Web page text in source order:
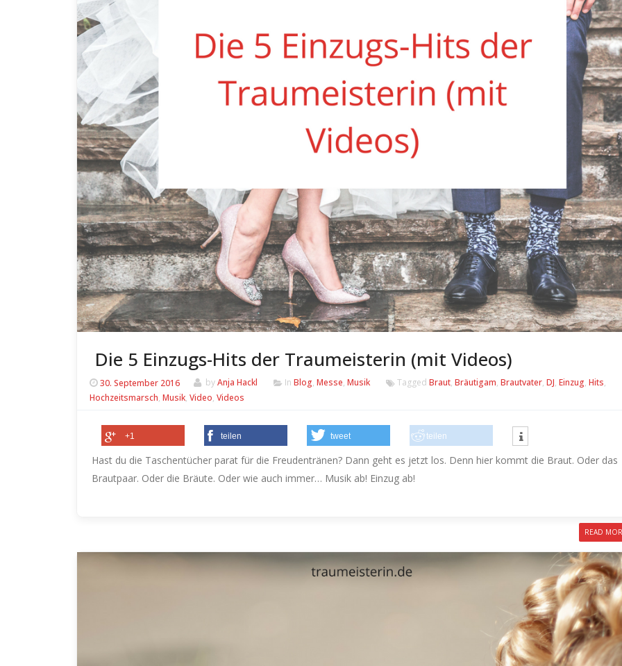
Die 5 Einzugs-Hits der Traumeisterin (mit Videos)
30. September 2016 byAnja Hackl In Blog, Messe, Musik Tagged Braut, Bräutigam, Brautvater, DJ, Einzug, Hits,
Hochzeitsmarsch, Musik, Video, Videos
+1 teilen tweet teilen
Hast du die Taschentücher parat für die Freudentränen? Dann geht es jetzt los. Denn hier kommt die Braut. Oder das
Brautpaar. Oder die Bräute. Oder wie auch immer… Musik ab! Einzug ab!
READ